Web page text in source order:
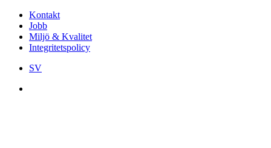
Kontakt
Jobb
Miljö & Kvalitet
Integritetspolicy
SV